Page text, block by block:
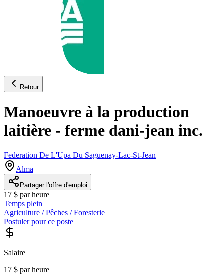
Retour
Manoeuvre à la production
laitière - ferme dani-jean inc.
Federation De L'Upa Du Saguenay-Lac-St-Jean
Alma
Partager l'offre d'emploi
17 $ par heure
Temps plein
Agriculture / Pêches / Foresterie
Postuler pour ce poste
Salaire
17 $ par heure